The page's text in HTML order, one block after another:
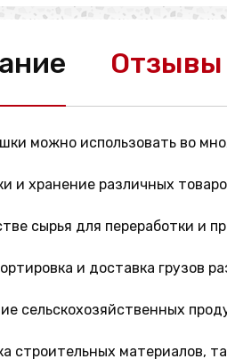
Отзывы
можно использовать во
и хранение различных
сырья для переработки и
и доставка грузов
сельскохозяйственных
строительных материалов,